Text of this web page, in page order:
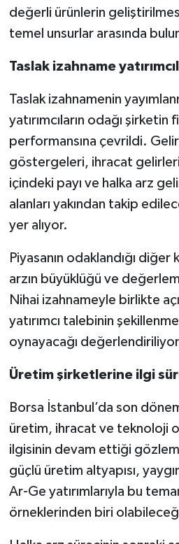
değerli ürünlerin
temel unsurlar arasında
Taslak izahname
Taslak izahnamenin
yatırımcıların odağı şirketin
performansına çevrildi. Gelir
göstergeleri, ihracat
içindeki payı ve halka arz
alanları yakından takip
yer alıyor.
Piyasanın odaklandığı
arzın büyüklüğü ve
Nihai izahnameyle birlikte
yatırımcı talebinin
oynayacağı
Üretim şirketlerine ilgi
Borsa İstanbul’da son
üretim, ihracat ve teknoloji
ilgisinin devam ettiği
güçlü üretim altyapısı,
Ar-Ge yatırımlarıyla bu
örneklerinden biri